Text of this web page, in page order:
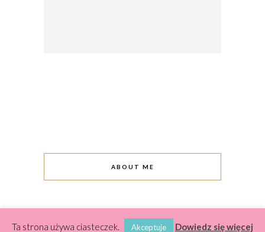
ABOUT ME
Ta strona używa ciasteczek. Akceptuje Dowiedz się więcej